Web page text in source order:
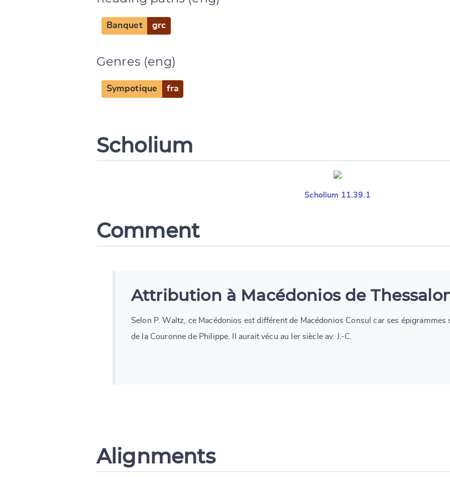
Banquet grc
Genres (eng)
Sympotique fra
Scholium
Scholium 11.39.1
Comment
Attribution à Macédonios de
Selon P. Waltz, ce Macédonios est différent de Macédonios Consul car ses épigrammes
de la Couronne de Philippe. Il aurait vécu au Ier siècle av. J.-C.
Alignments